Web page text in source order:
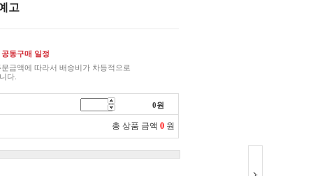
고
동구매 일정
금액에 따라서 배송비가 차등적으로
다.
0원
총 상품 금액 0 원